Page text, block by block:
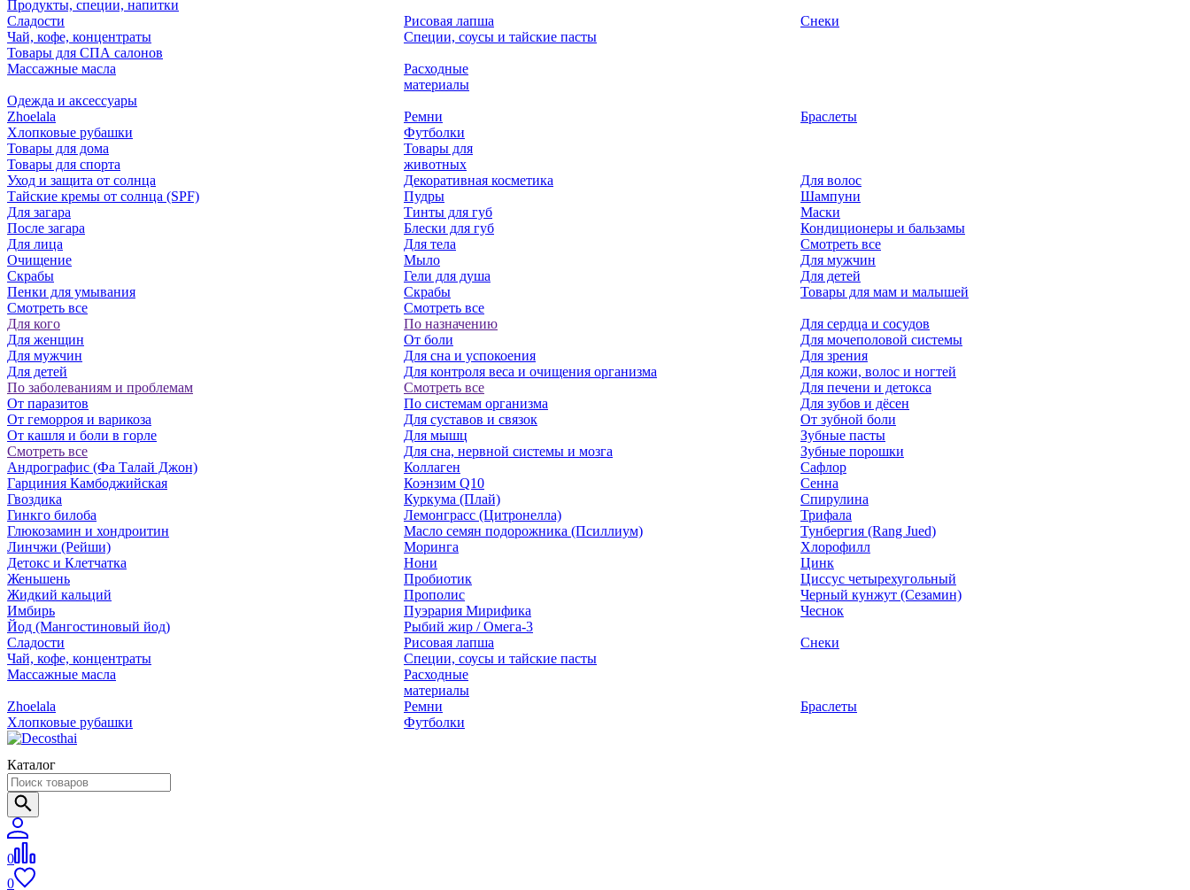
Продукты, специи, напитки
Сладости
Чай, кофе, концентраты
Рисовая лапша
Специи, соусы и тайские пасты
Снеки
Товары для СПА салонов
Массажные масла
Расходные
материалы
Одежда и аксессуары
Zhoelala
Хлопковые рубашки
Ремни
Футболки
Браслеты
Товары для дома
Товары для спорта
Товары для
животных
Уход и защита от солнца
Тайские кремы от солнца (SPF)
Для загара
После загара
Для лица
Очищение
Скрабы
Пенки для умывания
Смотреть все
Декоративная косметика
Пудры
Тинты для губ
Блески для губ
Для тела
Мыло
Гели для душа
Скрабы
Смотреть все
Для волос
Шампуни
Маски
Кондиционеры и бальзамы
Смотреть все
Для мужчин
Для детей
Товары для мам и малышей
Для кого
Для женщин
Для мужчин
Для детей
По заболеваниям и проблемам
От паразитов
Oт геморроя и варикоза
От кашля и боли в горле
Смотреть все
По назначению
От боли
Для сна и успокоения
Для контроля веса и очищения организма
Смотреть все
По системам организма
Для суставов и связок
Для мышц
Для сна, нервной системы и мозга
Для сердца и сосудов
Для мочеполовой системы
Для зрения
Для кожи, волос и ногтей
Для печени и детокса
Для зубов и дёсен
От зубной боли
Зубные пасты
Зубные порошки
Андрографис (Фа Талай Джон)
Гарциния Камбоджийская
Гвоздика
Гинкго билоба
Глюкозамин и хондроитин
Линчжи (Рейши)
Детокс и Клетчатка
Женьшень
Жидкий кальций
Имбирь
Йод (Мангостиновый йод)
Коллаген
Коэнзим Q10
Куркума (Плай)
Лемонграсс (Цитронелла)
Масло семян подорожника (Псиллиум)
Моринга
Нони
Пробиотик
Прополис
Пуэрария Мирифика
Рыбий жир / Омега-3
Сафлор
Сенна
Спирулина
Трифала
Тунбергия (Rang Jued)
Хлорофилл
Цинк
Циссус четырехугольный
Черный кунжут (Сезамин)
Чеснок
Сладости
Чай, кофе, концентраты
Рисовая лапша
Специи, соусы и тайские пасты
Снеки
Массажные масла
Расходные
материалы
Zhoelala
Хлопковые рубашки
Ремни
Футболки
Браслеты
Каталог
0
0